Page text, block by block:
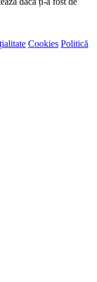
Cookies Politică